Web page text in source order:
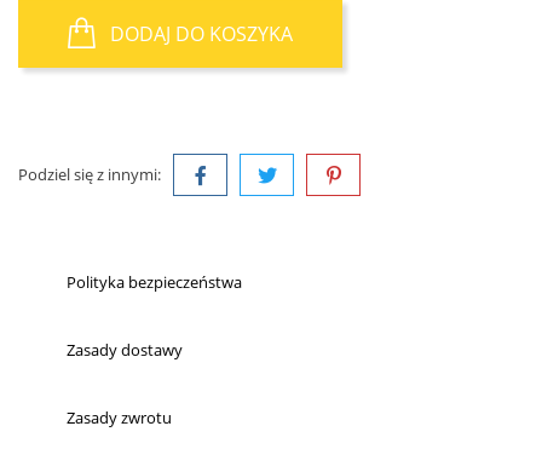
DODAJ DO KOSZYKA
Podziel się z innymi:
Polityka bezpieczeństwa
Zasady dostawy
Zasady zwrotu